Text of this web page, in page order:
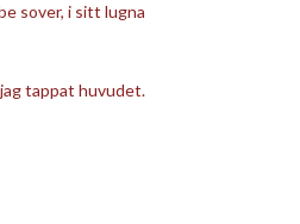
sover, i sitt lugna
tappat huvudet.